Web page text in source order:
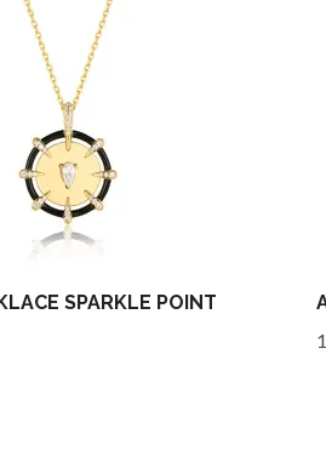
SPARKLE POINT